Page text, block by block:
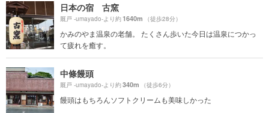
日本の宿 古窯
厩戸 -umayado-より約1640m （徒歩28分）
かみのやま温泉の老舗。 たくさん歩いた今日は温泉につかっ
て疲れを癒す。
中條饅頭
厩戸 -umayado-より約340m （徒歩6分）
饅頭はもちろんソフトクリームも美味しかった